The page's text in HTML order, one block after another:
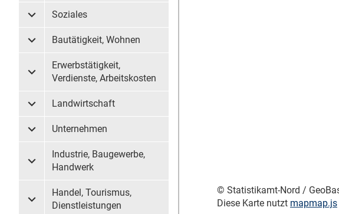
Untermenü Soziales
Soziales
Untermenü Bautätigkeit, Wohnen
Bautätigkeit, Wohnen
Untermenü Erwerbstätigkeit, Verdienste, Arbeitskosten
Erwerbstätigkeit,
Verdienste, Arbeitskosten
Untermenü Landwirtschaft
Landwirtschaft
Untermenü Unternehmen
Unternehmen
Untermenü Industrie, Baugewerbe, Handwerk
Industrie, Baugewerbe,
Handwerk
Untermenü Handel, Tourismus, Dienstleistungen
Handel, Tourismus,
Dienstleistungen
© Statistikamt-Nord /
Diese Karte nutzt mapmap.js